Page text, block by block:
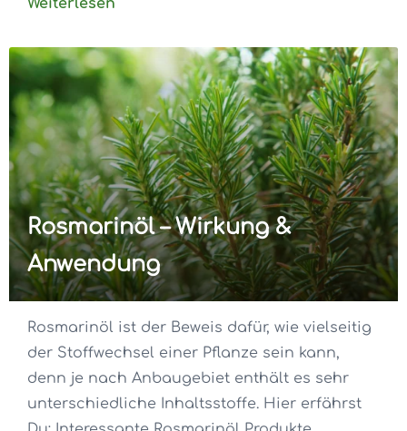
Weiterlesen
Rosmarinöl – Wirkung &
Anwendung
Rosmarinöl ist der Beweis dafür, wie vielseitig
der Stoffwechsel einer Pflanze sein kann,
denn je nach Anbaugebiet enthält es sehr
unterschiedliche Inhaltsstoffe. Hier erfährst